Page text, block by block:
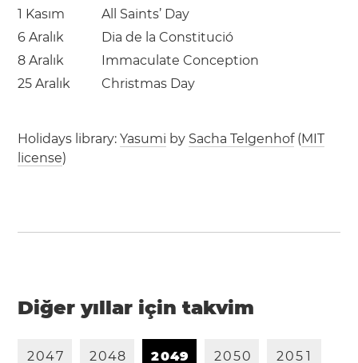
1 Kasım
All Saints’ Day
6 Aralık
Dia de la Constitució
8 Aralık
Immaculate Conception
25 Aralık
Christmas Day
Holidays library:Yasumi by Sacha Telgenhof(MIT
license)
Diğer yıllar için takvim
2047 2048 2049 2050 205 1